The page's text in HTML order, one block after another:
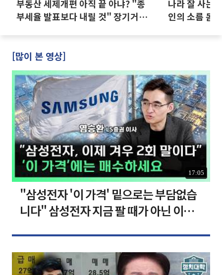
부동산 세제개편 아직 끝 아냐? "종
부세율 발표보다 내릴 것" 장기거주
나라 잘 사는
인의 소름 돋
[많이 본 영상]
17:05
"삼성전자 '이 가격' 밑으로는 부담없습
니다" 삼성전자 지금 팔 때가 아닌 이유